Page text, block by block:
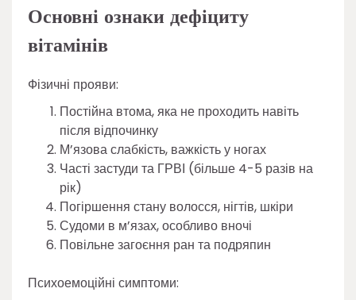
Основні ознаки дефіциту
вітамінів
Фізичні прояви:
Постійна втома, яка не проходить навіть
після відпочинку
М’язова слабкість, важкість у ногах
Часті застуди та ГРВІ (більше 4-5 разів на
рік)
Погіршення стану волосся, нігтів, шкіри
Судоми в м’язах, особливо вночі
Повільне загоєння ран та подряпин
Психоемоційні симптоми: